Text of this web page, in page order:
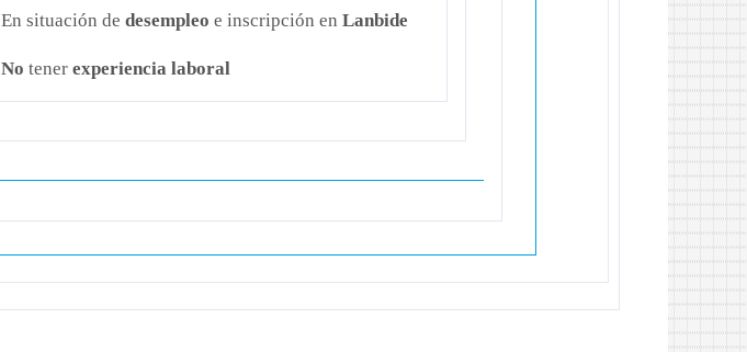
En situación de desempleo e inscripción en Lanbide
No tener experiencia laboral